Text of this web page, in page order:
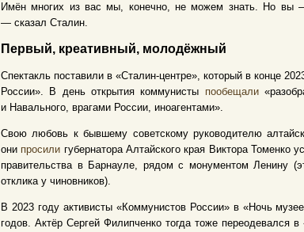
Имён многих из вас мы, конечно, не можем знать. Но вы
— сказал Сталин.
Первый, креативный, молодёжный
Спектакль поставили в «Сталин-центре», который в конце
России». В день открытия коммунисты пообещали
и Навального, врагами России, иноагентами».
Свою любовь к бывшему советскому руководителю
они просили губернатора Алтайского края Виктора Томенко
правительства в Барнауле, рядом с монументом Ленину
отклика у чиновников).
В 2023 году активисты «Коммунистов России» в «Ночь
годов. Актёр Сергей Филипченко тогда тоже переодевался